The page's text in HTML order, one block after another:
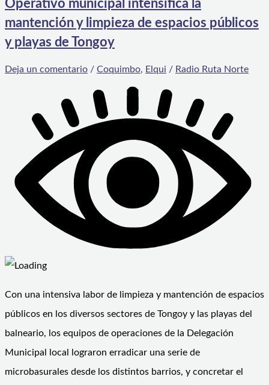
Operativo municipal intensifica la
mantención y limpieza de espacios públicos
y playas de Tongoy
Deja un comentario / Coquimbo, Elqui / Radio Ruta Norte
Con una intensiva labor de limpieza y mantención de espacios
públicos en los diversos sectores de Tongoy y las playas del
balneario, los equipos de operaciones de la Delegación
Municipal local lograron erradicar una serie de
microbasurales desde los distintos barrios, y concretar el